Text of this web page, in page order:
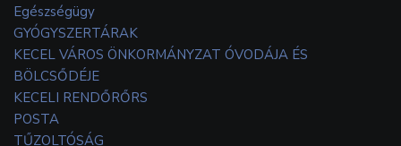
Egészségügy
GYÓGYSZERTÁRAK
KECEL VÁROS ÖNKORMÁNYZAT ÓVODÁJA ÉS
BÖLCSŐDÉJE
KECELI RENDŐRŐRS
POSTA
TŰZOLTÓSÁG